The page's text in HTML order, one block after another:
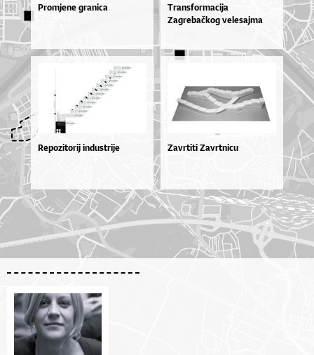
Promjene granica
Transformacija
Zagrebačkog velesajma
Repozitorij industrije Zavrtiti Zavrtnicu